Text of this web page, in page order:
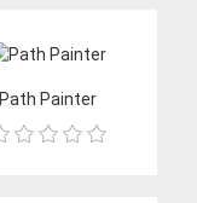
Path Painter